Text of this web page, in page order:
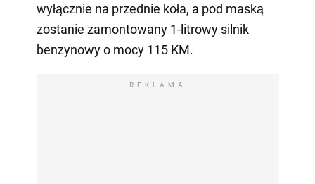
wyłącznie na przednie koła, a pod maską
zostanie zamontowany 1-litrowy silnik
benzynowy o mocy 115 KM.
REKLAMA